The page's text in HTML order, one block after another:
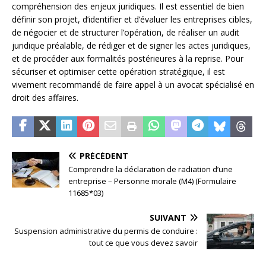
compréhension des enjeux juridiques. Il est essentiel de bien
définir son projet, d’identifier et d’évaluer les entreprises cibles,
de négocier et de structurer l’opération, de réaliser un audit
juridique préalable, de rédiger et de signer les actes juridiques,
et de procéder aux formalités postérieures à la reprise. Pour
sécuriser et optimiser cette opération stratégique, il est
vivement recommandé de faire appel à un avocat spécialisé en
droit des affaires.
PRÉCÉDENT
Comprendre la déclaration de radiation d’une
entreprise – Personne morale (M4) (Formulaire
11685*03)
SUIVANT
Suspension administrative du permis de conduire :
tout ce que vous devez savoir